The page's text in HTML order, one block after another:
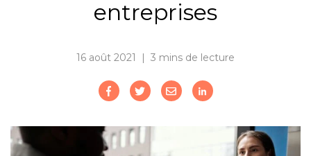
entreprises
16 août 2021 | 3 mins de lecture